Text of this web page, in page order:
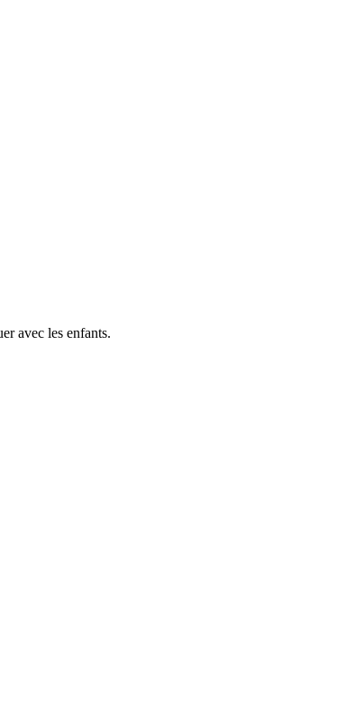
avec les enfants.